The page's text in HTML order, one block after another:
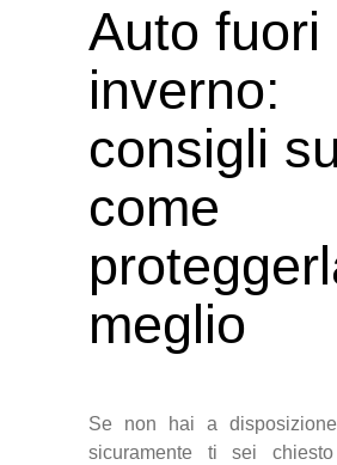
Auto fuori
inverno:
consigli su
come
meglio
Se non hai a
sicuramente ti sei